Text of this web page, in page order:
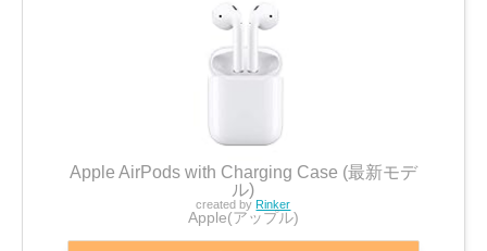
Apple AirPods with Charging Case (最新モデ
ル)
created byRinker
Apple(アップル)